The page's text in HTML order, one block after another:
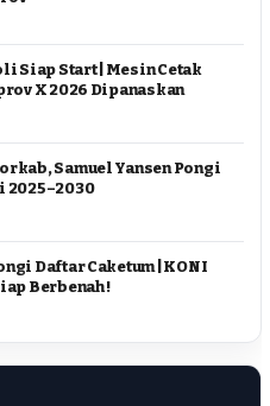
Siap Start | Mesin Cetak
X 2026 Dipanaskan
Samuel Yansen Pongi
2025–2030
Daftar Caketum | KONI
Berbenah !